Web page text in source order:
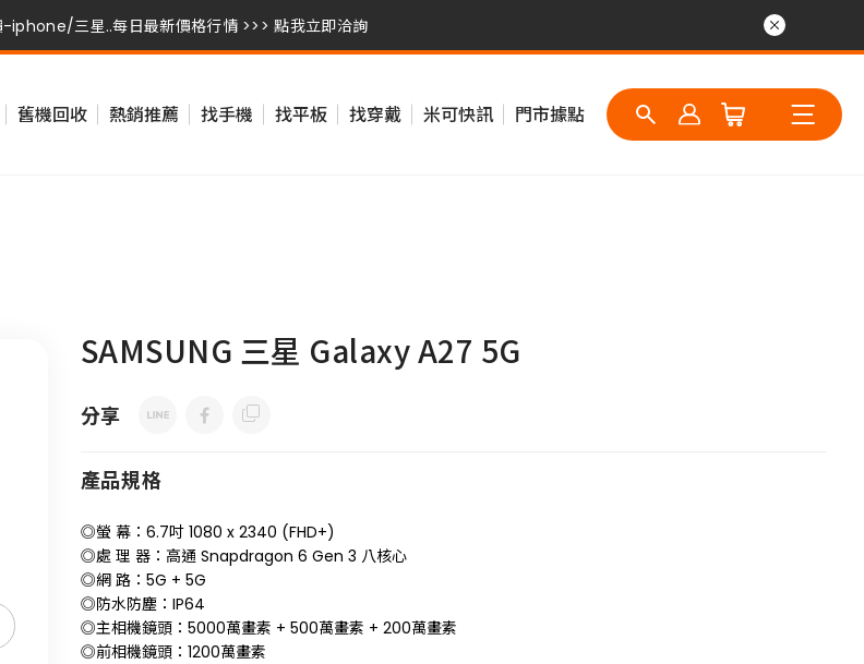
-iphone/三星..每日最新價格行情 >>> 點我立即洽詢
-iphone/三星..每日最新價格行情 >>> 點我立即洽詢
舊機回收 熱銷推薦 找手機 找平板 找穿戴 米可快訊 門市據點
SAMSUNG 三星 Galaxy A27 5G
分享
產品規格
◎螢 幕：6.7吋 1080 x 2340 (FHD+)
◎處 理 器：高通 Snapdragon 6 Gen 3 八核心
◎網 路：5G + 5G
◎防水防塵：IP64
◎主相機鏡頭：5000萬畫素 + 500萬畫素 + 200萬畫素
◎前相機鏡頭：1200萬畫素